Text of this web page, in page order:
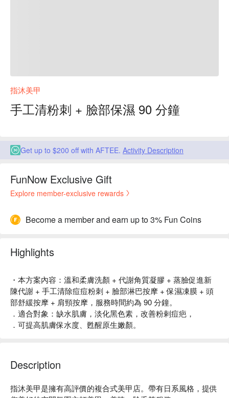
指沐美甲
手工清粉刺 + 臉部保濕 90 分鐘
Get up to $200 off with AFTEE. Activity Description
FunNow Exclusive Gift
Explore member-exclusive rewards
Become a member and earn up to 3% Fun Coins
Highlights
・本方案內容：溫和柔膚洗顏 + 代謝角質凝膠 + 蒸臉促進新
陳代謝 + 手工清除痘痘粉刺 + 臉部淋巴按摩 + 保濕凍膜 + 頭
部舒緩按摩 + 肩頸按摩，服務時間約為 90 分鐘。
．適合對象：缺水肌膚，淡化黑色素，改善粉剌痘疤，
．可提高肌膚保水度、甦醒原生嫩顏。
Description
指沐美甲是擁有高評價的複合式美甲店。帶有日系風格，提供